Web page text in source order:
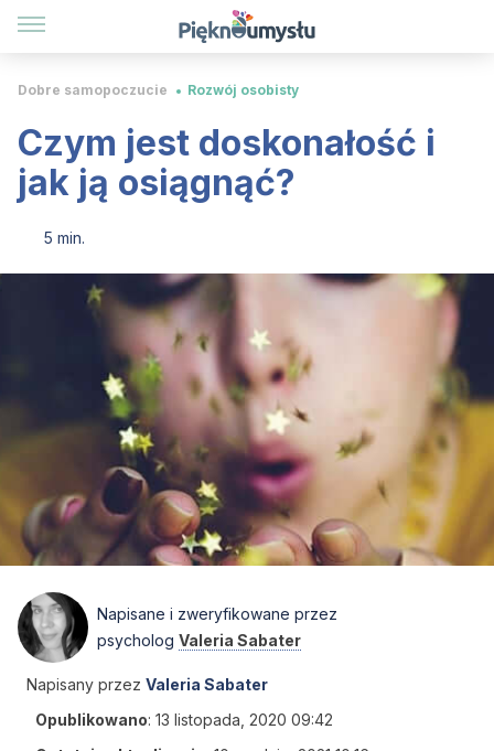
Dobre samopoczucie Rozwój osobisty
Czym jest doskonałość i
jak ją osiągnąć?
5 min.
Napisane i zweryfikowane przez
psycholog Valeria Sabater
Napisany przez Valeria Sabater
Opublikowano: 13 listopada, 2020 09:42